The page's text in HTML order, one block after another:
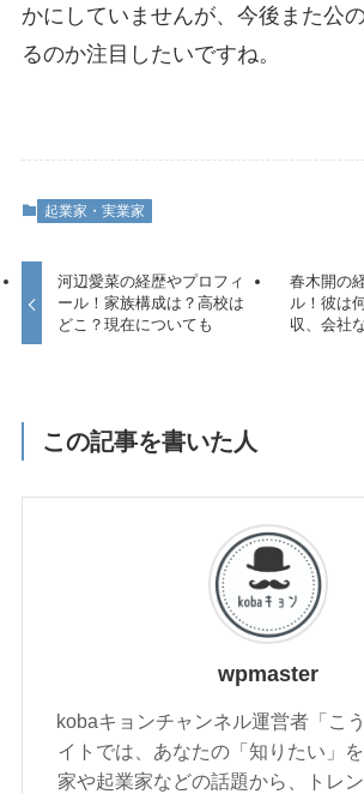
かにしていませんが、今後また公
るのか注目したいですね。
起業家・実業家
河辺愛菜の経歴やプロフィ
ール！家族構成は？高校は
どこ？現在についても
春木開の
ル！彼は
収、会社
この記事を書いた人
wpmaster
kobaキョンチャンネル運営者「こ
イトでは、あなたの「知りたい」
家や起業家などの話題から、トレ